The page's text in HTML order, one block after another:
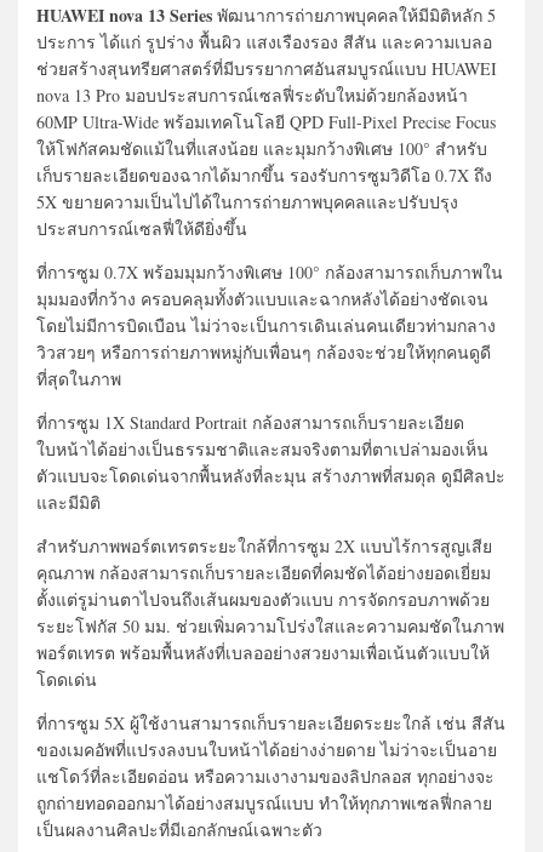
HUAWEI nova 13 Series พัฒนาการถ่ายภาพบุคคลให้มีมิติหลัก 5
ประการ ได้แก่ รูปร่าง พื้นผิว แสงเรืองรอง สีสัน และความเบลอ
ช่วยสร้างสุนทรียศาสตร์ที่มีบรรยากาศอันสมบูรณ์แบบ HUAWEI
nova 13 Pro มอบประสบการณ์เซลฟี่ระดับใหม่ด้วยกล้องหน้า
60MP Ultra-Wide พร้อมเทคโนโลยี QPD Full-Pixel Precise Focus
ให้โฟกัสคมชัดแม้ในที่แสงน้อย และมุมกว้างพิเศษ 100° สำหรับ
เก็บรายละเอียดของฉากได้มากขึ้น รองรับการซูมวิดีโอ 0.7X ถึง
5X ขยายความเป็นไปได้ในการถ่ายภาพบุคคลและปรับปรุง
ประสบการณ์เซลฟี่ให้ดียิ่งขึ้น
ที่การซูม 0.7X พร้อมมุมกว้างพิเศษ 100° กล้องสามารถเก็บภาพใน
มุมมองที่กว้าง ครอบคลุมทั้งตัวแบบและฉากหลังได้อย่างชัดเจน
โดยไม่มีการบิดเบือน ไม่ว่าจะเป็นการเดินเล่นคนเดียวท่ามกลาง
วิวสวยๆ หรือการถ่ายภาพหมู่กับเพื่อนๆ กล้องจะช่วยให้ทุกคนดูดี
ที่สุดในภาพ
ที่การซูม 1X Standard Portrait กล้องสามารถเก็บรายละเอียด
ใบหน้าได้อย่างเป็นธรรมชาติและสมจริงตามที่ตาเปล่ามองเห็น
ตัวแบบจะโดดเด่นจากพื้นหลังที่ละมุน สร้างภาพที่สมดุล ดูมีศิลปะ
และมีมิติ
สำหรับภาพพอร์ตเทรตระยะใกล้ที่การซูม 2X แบบไร้การสูญเสีย
คุณภาพ กล้องสามารถเก็บรายละเอียดที่คมชัดได้อย่างยอดเยี่ยม
ตั้งแต่รูม่านตาไปจนถึงเส้นผมของตัวแบบ การจัดกรอบภาพด้วย
ระยะโฟกัส 50 มม. ช่วยเพิ่มความโปร่งใสและความคมชัดในภาพ
พอร์ตเทรต พร้อมพื้นหลังที่เบลออย่างสวยงามเพื่อเน้นตัวแบบให้
โดดเด่น
ที่การซูม 5X ผู้ใช้งานสามารถเก็บรายละเอียดระยะใกล้ เช่น สีสัน
ของเมคอัพที่แปรงลงบนใบหน้าได้อย่างง่ายดาย ไม่ว่าจะเป็นอาย
แชโดว์ที่ละเอียดอ่อน หรือความเงางามของลิปกลอส ทุกอย่างจะ
ถูกถ่ายทอดออกมาได้อย่างสมบูรณ์แบบ ทำให้ทุกภาพเซลฟี่กลาย
เป็นผลงานศิลปะที่มีเอกลักษณ์เฉพาะตัว